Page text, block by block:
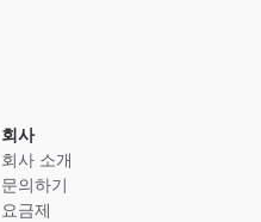
회사
회사 소개
문의하기
요금제